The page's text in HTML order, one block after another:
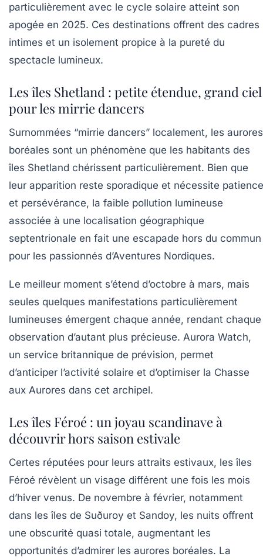
particulièrement avec le cycle solaire atteint son
apogée en 2025. Ces destinations offrent des cadres
intimes et un isolement propice à la pureté du
spectacle lumineux.
Les îles Shetland : petite étendue, grand ciel
pour les mirrie dancers
Surnommées “mirrie dancers” localement, les aurores
boréales sont un phénomène que les habitants des
îles Shetland chérissent particulièrement. Bien que
leur apparition reste sporadique et nécessite patience
et persévérance, la faible pollution lumineuse
associée à une localisation géographique
septentrionale en fait une escapade hors du commun
pour les passionnés d’Aventures Nordiques.
Le meilleur moment s’étend d’octobre à mars, mais
seules quelques manifestations particulièrement
lumineuses émergent chaque année, rendant chaque
observation d’autant plus précieuse. Aurora Watch,
un service britannique de prévision, permet
d’anticiper l’activité solaire et d’optimiser la Chasse
aux Aurores dans cet archipel.
Les îles Féroé : un joyau scandinave à
découvrir hors saison estivale
Certes réputées pour leurs attraits estivaux, les îles
Féroé révèlent un visage différent une fois les mois
d’hiver venus. De novembre à février, notamment
dans les îles de Suðuroy et Sandoy, les nuits offrent
une obscurité quasi totale, augmentant les
opportunités d’admirer les aurores boréales. La